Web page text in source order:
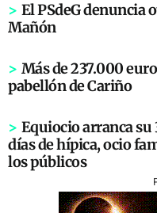
> El PSdeG denuncia
Mañón
> Más de 237.000
pabellón de Cariño
> Equiocio arranca su
días de hípica, ocio
los públicos